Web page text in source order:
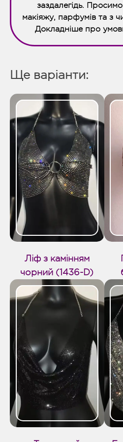
заздалегідь.
макіяжу, парфумів та з
Докладніше про
Ще варіанти:
Ліф з камінням
чорний (1436-D)